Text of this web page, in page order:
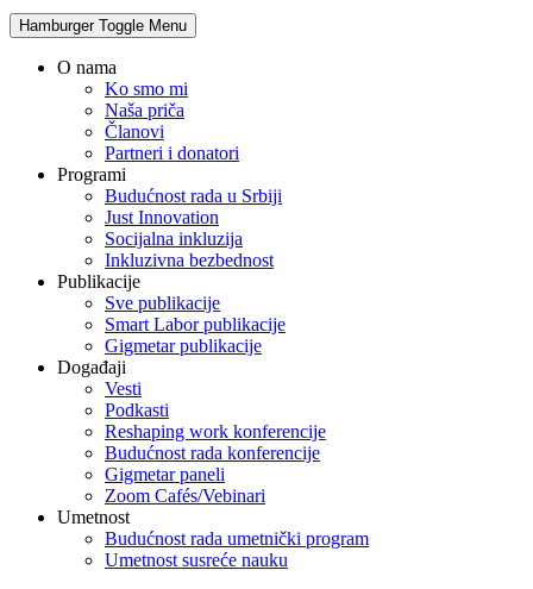
Hamburger Toggle Menu
O nama
Ko smo mi
Naša priča
Članovi
Partneri i donatori
Programi
Budućnost rada u Srbiji
Just Innovation
Socijalna inkluzija
Inkluzivna bezbednost
Publikacije
Sve publikacije
Smart Labor publikacije
Gigmetar publikacije
Događaji
Vesti
Podkasti
Reshaping work konferencije
Budućnost rada konferencije
Gigmetar paneli
Zoom Cafés/Vebinari
Umetnost
Budućnost rada umetnički program
Umetnost susreće nauku